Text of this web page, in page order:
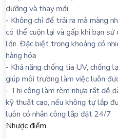
dưỡng và thay mới
- Không chỉ để trải ra mà màng
có thể cuộn lại và gấp khi bạn
lớn. Đặc biệt trong khoảng có
hàng hóa
- Khả năng chống tia UV, chống
giúp môi trường làm việc luôn
- Thi công làm rèm nhựa rất dễ
kỹ thuật cao, nếu không tự lắp
luôn có nhân công lắp đặt 24/7
Nhược điểm